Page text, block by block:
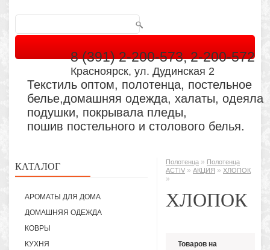
8 (391) 2-200-573, 2-200-572
Красноярск, ул. Дудинская 2
Текстиль оптом, полотенца, постельное
белье,домашняя одежда, халаты, одеяла
подушки, покрывала пледы,
пошив постельного и столового белья.
КАТАЛОГ
АРОМАТЫ ДЛЯ ДОМА
ДОМАШНЯЯ ОДЕЖДА
КОВРЫ
КУХНЯ
Полотенца » Полотенца
ACTIV » АКЦИЯ » ХЛОПОК
»
ХЛОПОК
Товаров на